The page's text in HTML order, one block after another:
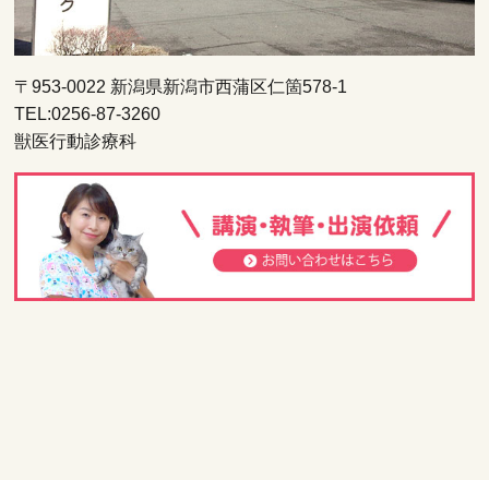
〒953-0022 新潟県新潟市西蒲区仁箇578-1
TEL:0256-87-3260
獣医行動診療科